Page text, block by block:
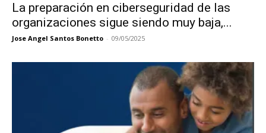
La preparación en ciberseguridad de las
organizaciones sigue siendo muy baja,...
Jose Angel Santos Bonetto - 09/05/2025